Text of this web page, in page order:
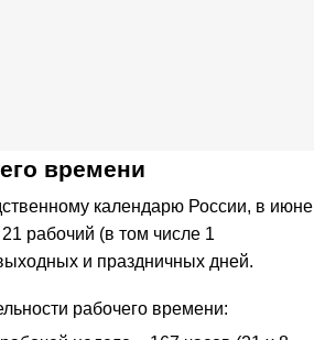
времени
календарю России, в июне
рабочий (в том числе 1
и праздничных дней.
рабочего времени: